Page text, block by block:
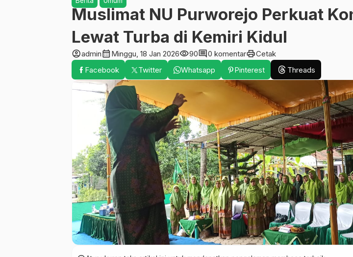
Muslimat NU Purworejo Perkuat
Lewat Turba di Kemiri Kidul
account_circleadmincalendar_month Minggu, 18 Jan 2026visibility90comment0 komentarprintCetak
Facebook
Twitter Whatsapp Pinterest Threads